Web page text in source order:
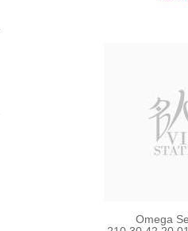
Omega